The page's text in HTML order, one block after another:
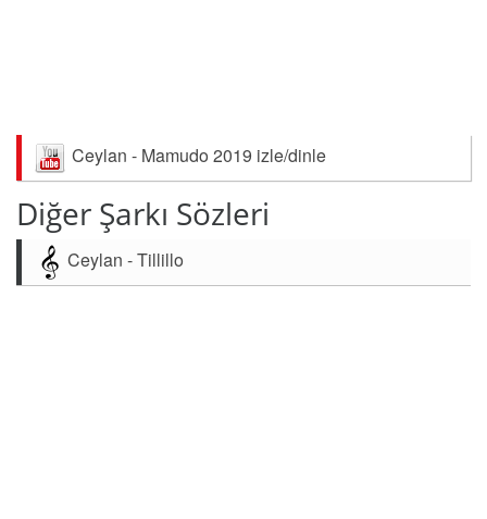
Ceylan - Mamudo 2019 izle/dinle
Diğer Şarkı Sözleri
Ceylan - Tillillo